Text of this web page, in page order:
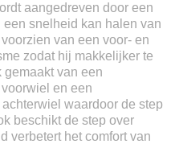
aangedreven door een
snelheid kan halen van
van een voor- en
zodat hij makkelijker te
gemaakt van een
en een
waardoor de step
beschikt de step over
verbetert het comfort van